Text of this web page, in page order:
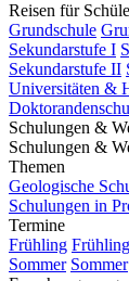
Reisen für
Grundschule
Sekundarstufe I
Sekundarstufe II
Universitäten &
Schulungen &
Schulungen &
Themen
Geologische
Schulungen in
Termine
Frühling Frühling
Sommer Sommer